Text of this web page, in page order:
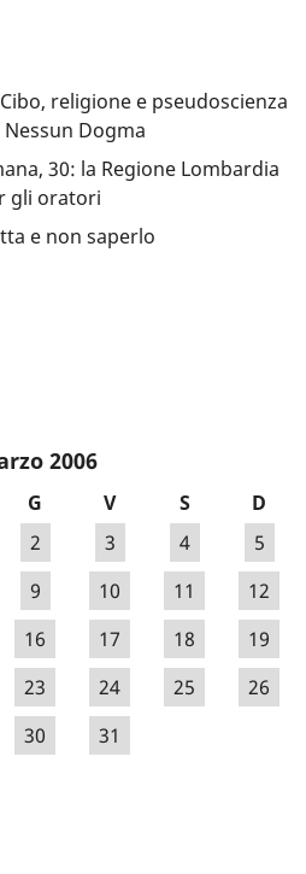
religione e pseudoscienza
Dogma
30: la Regione Lombardia
gli oratori
e non saperlo
2006
G V S
D
2 3 4
5
9 10 11
12
16 17 18
19
23 24 25
26
30
31